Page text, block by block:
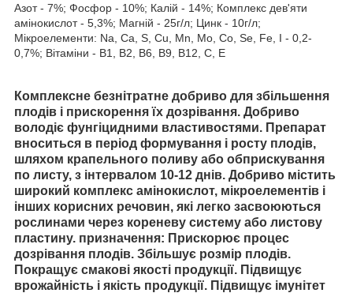
Азот - 7%; Фосфор - 10%; Калій - 14%; Комплекс дев'яти
амінокислот - 5,3%; Магній - 25г/л; Цинк - 10г/л;
Мікроелементи: Na, Ca, S, Cu, Mn, Mo, Co, Se, Fe, I - 0,2-
0,7%; Вітаміни - В1, В2, В6, В9, В12, С, Е
Комплексне безнітратне добриво для збільшення
плодів і прискорення їх дозрівання. Добриво
володіє фунгіцидними властивостями. Препарат
вноситься в період формування і росту плодів,
шляхом крапельного поливу або обприскування
по листу, з інтервалом 10-12 днів. Добриво містить
широкий комплекс амінокислот, мікроелементів і
інших корисних речовин, які легко засвоюються
рослинами через кореневу систему або листову
пластину. призначення: Прискорює процес
дозрівання плодів. Збільшує розмір плодів.
Покращує смакові якості продукції. Підвищує
врожайність і якість продукції. Підвищує імунітет